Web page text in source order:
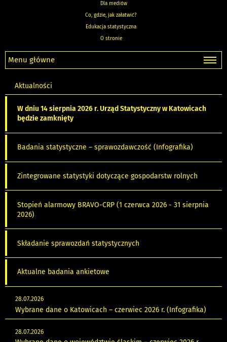
Dla mediów
Co, gdzie, jak załatwić?
Edukacja statystyczna
O stronie
Menu główne
Aktualności
W dniu 14 sierpnia 2026 r. Urząd Statystyczny w Katowicach
będzie zamknięty
Badania statystyczne – sprawozdawczość (Infografika)
Zintegrowane statystyki dotyczące gospodarstw rolnych
Stopień alarmowy BRAVO-CRP (1 czerwca 2026 - 31 sierpnia
2026)
Składanie sprawozdań statystycznych
Aktualne badania ankietowe
28.07.2026
Wybrane dane o Katowicach – czerwiec 2026 r. (Infografika)
28.07.2026